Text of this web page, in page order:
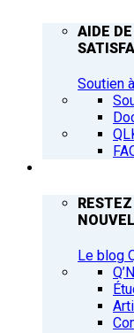
AIDE
Soutien
Le blog